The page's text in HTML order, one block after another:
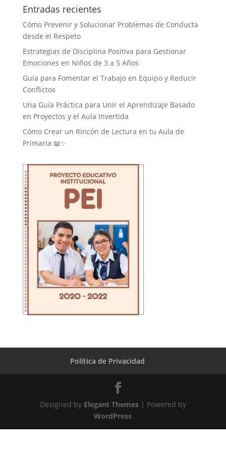
Entradas recientes
Cómo Prevenir y Solucionar Problemas de Conducta
desde el Respeto
Estrategias de Disciplina Positiva para Gestionar
Emociones en Niños de 3 a 5 Años
Guía para Fomentar el Trabajo en Equipo y Reducir
Conflictos
Una Guía Práctica para Unir el Aprendizaje Basado
en Proyectos y el Aula Invertida
Cómo Crear un Rincón de Lectura en tu Aula de
Primaria 📖✨
Política de Privacidad
Designed by Elegant Themes| Powered by
WordPress